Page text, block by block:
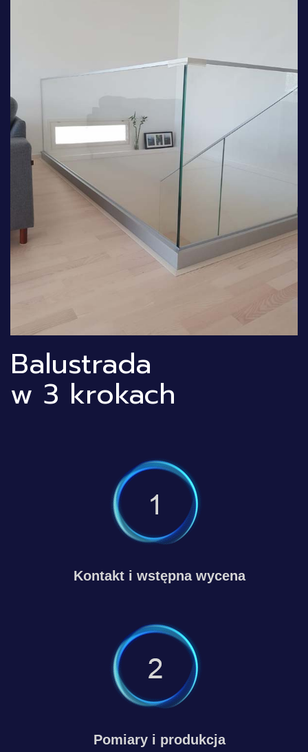
Balustrada
w 3 krokach
Kontakt i wstępna wycena
Pomiary i produkcja